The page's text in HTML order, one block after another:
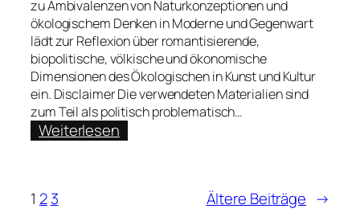
zu Ambivalenzen von Naturkonzeptionen und
ökologischem Denken in Moderne und Gegenwart
lädt zur Reflexion über romantisierende,
biopolitische, völkische und ökonomische
Dimensionen des Ökologischen in Kunst und Kultur
ein. Disclaimer Die verwendeten Materialien sind
zum Teil als politisch problematisch…
Weiterlesen:
1 2 3 Ältere Beiträge →